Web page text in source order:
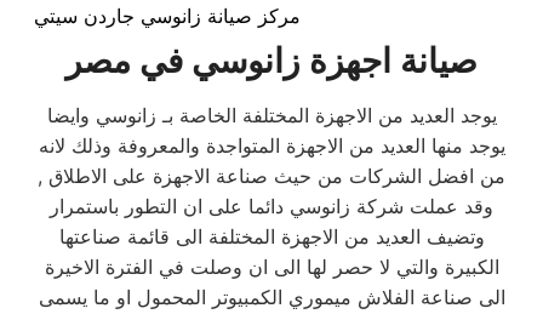
مركز صيانة زانوسي جاردن سيتي
صيانة اجهزة زانوسي في مصر
يوجد العديد من الاجهزة المختلفة الخاصة بـ زانوسي وايضا
يوجد منها العديد من الاجهزة المتواجدة والمعروفة وذلك لانه
من افضل الشركات من حيث صناعة الاجهزة على الاطلاق ,
وقد عملت شركة زانوسي دائما على ان التطور باستمرار
وتضيف العديد من الاجهزة المختلفة الى قائمة صناعتها
الكبيرة والتي لا حصر لها الى ان وصلت في الفترة الاخيرة
الى صناعة الفلاش ميموري الكمبيوتر المحمول او ما يسمى